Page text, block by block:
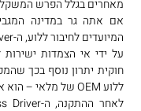
מאחרים בגלל הפרש
אם אתה גר במדינה
המיועדים לחיבור ללוע, ה-Mass Driver הוא הפתרון המושלם.
על ידי אי הצמדות
חוקית יתרון נוסף בכך
ללוע OEM של מלאי – הוא אינו דורש שינוי או חלקים מיוחדים.